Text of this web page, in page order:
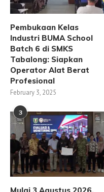
Pembukaan Kelas
Industri BUMA School
Batch 6 di SMKS
Tabalong: Siapkan
Operator Alat Berat
Profesional
February 3, 2025
3